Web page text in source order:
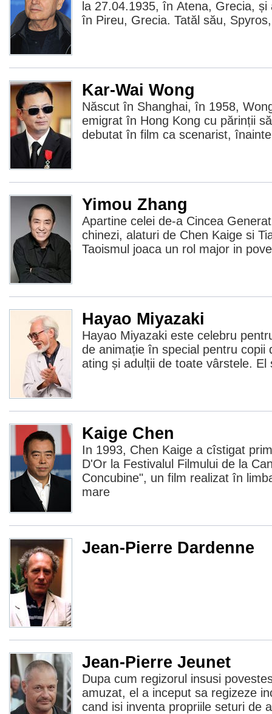
la 27.04.1935, în Atena, Grecia,
în Pireu, Grecia. Tatăl său,
Kar-Wai Wong
Născut în Shanghai, în 1958,
emigrat în Hong Kong cu părinții
debutat în film ca scenarist,
Yimou Zhang
Apartine celei de-a Cincea
chinezi, alaturi de Chen Kaige si
Taoismul joaca un rol major in
Hayao Miyazaki
Hayao Miyazaki este celebru
de animație în special pentru copii
ating și adulții de toate vârstele. El
Kaige Chen
In 1993, Chen Kaige a cîstigat
D'Or la Festivalul Filmului de la
Concubine", un film realizat în
mare
Jean-Pierre Dardenne
Jean-Pierre Jeunet
Dupa cum regizorul insusi
amuzat, el a inceput sa regizeze
cand isi inventa propriile seturi de